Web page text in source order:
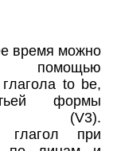
время можно
помощью
глагола to be,
формы
(V3).
глагол при